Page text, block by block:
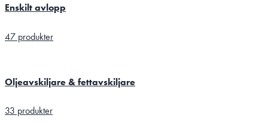
Enskilt avlopp
47 produkter
Oljeavskiljare & fettavskiljare
33 produkter